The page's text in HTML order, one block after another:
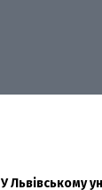
Павло Дак
Захисник
У Львівському